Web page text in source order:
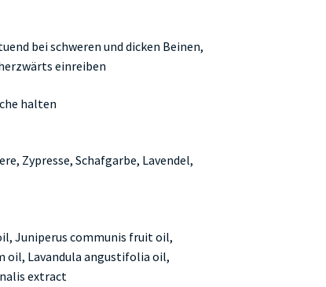
bei schweren und dicken Beinen,
einreiben
halten
Zypresse, Schafgarbe, Lavendel,
Juniperus communis fruit oil,
oil, Lavandula angustifolia oil,
extract